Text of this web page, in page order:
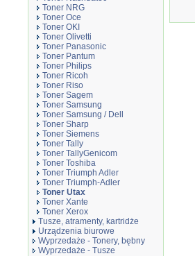
Toner NRG
Toner Oce
Toner OKI
Toner Olivetti
Toner Panasonic
Toner Pantum
Toner Philips
Toner Ricoh
Toner Riso
Toner Sagem
Toner Samsung
Toner Samsung / Dell
Toner Sharp
Toner Siemens
Toner Tally
Toner TallyGenicom
Toner Toshiba
Toner Triumph Adler
Toner Triumph-Adler
Toner Utax
Toner Xante
Toner Xerox
Tusze, atramenty, kartridże
Urządzenia biurowe
Wyprzedaże - Tonery, bębny
Wyprzedaże - Tusze